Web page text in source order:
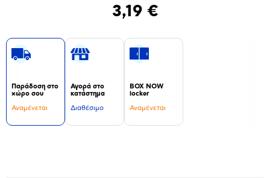
3,19 €
Παράδοση στο
χώρο σου
Αναμένεται
Αγορά στο
κατάστημα
Διαθέσιμο
BOX NOW
locker
Αναμένεται